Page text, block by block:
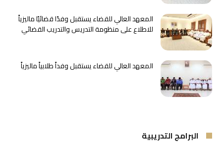
المعهد العالي للقضاء يستقبل وفدًا قضائيًا ماليزياً
للاطلاع على منظومة التدريس والتدريب القضائي
المعهد العالي للقضاء يستقبل وفداً طلابياً ماليزياً
البرامج التدريبية